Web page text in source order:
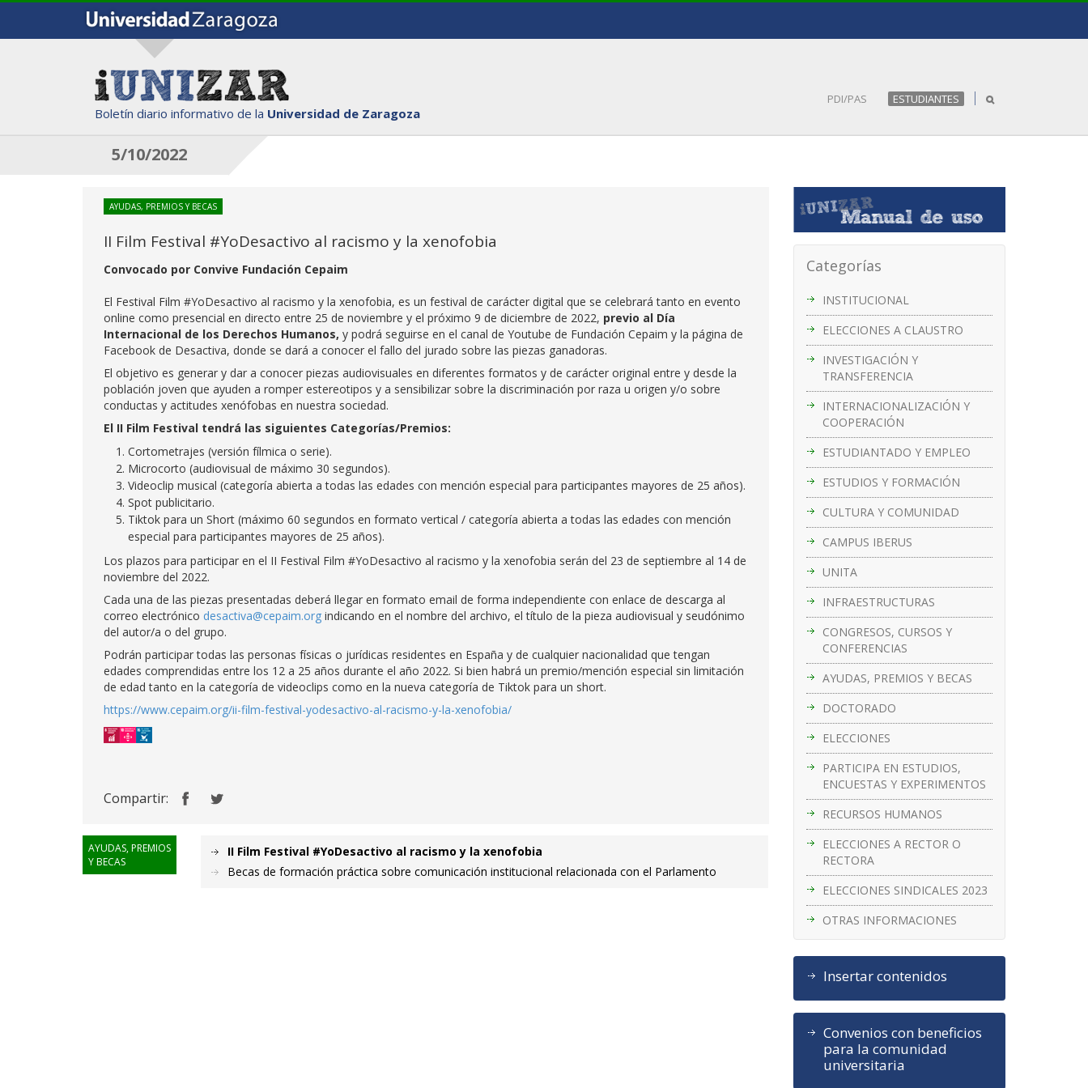
Boletín diario informativo de la Universidad de Zaragoza
PDI/PAS ESTUDIANTES
5/10/2022
Categorías
INSTITUCIONAL
ELECCIONES A CLAUSTRO
INVESTIGACIÓN Y
TRANSFERENCIA
INTERNACIONALIZACIÓN Y
COOPERACIÓN
ESTUDIANTADO Y EMPLEO
ESTUDIOS Y FORMACIÓN
CULTURA Y COMUNIDAD
CAMPUS IBERUS
UNITA
INFRAESTRUCTURAS
CONGRESOS, CURSOS Y
CONFERENCIAS
AYUDAS, PREMIOS Y BECAS
DOCTORADO
ELECCIONES
PARTICIPA EN ESTUDIOS,
ENCUESTAS Y EXPERIMENTOS
RECURSOS HUMANOS
ELECCIONES A RECTOR O
RECTORA
ELECCIONES SINDICALES 2023
OTRAS INFORMACIONES
Insertar contenidos
Convenios con beneficios
para la comunidad
universitaria
AYUDAS, PREMIOS Y BECAS
II Film Festival #YoDesactivo al racismo y la xenofobia
Convocado por Convive Fundación Cepaim
El Festival Film #YoDesactivo al racismo y la xenofobia, es un festival de carácter digital que se celebrará tanto en evento
online como presencial en directo entre 25 de noviembre y el próximo 9 de diciembre de 2022, previo al Día
Internacional de los Derechos Humanos, y podrá seguirse en el canal de Youtube de Fundación Cepaim y la página de
Facebook de Desactiva, donde se dará a conocer el fallo del jurado sobre las piezas ganadoras.
El objetivo es generar y dar a conocer piezas audiovisuales en diferentes formatos y de carácter original entre y desde la
población joven que ayuden a romper estereotipos y a sensibilizar sobre la discriminación por raza u origen y/o sobre
conductas y actitudes xenófobas en nuestra sociedad.
El II Film Festival tendrá las siguientes Categorías/Premios:
Cortometrajes (versión fílmica o serie).
Microcorto (audiovisual de máximo 30 segundos).
Videoclip musical (categoría abierta a todas las edades con mención especial para participantes mayores de 25 años).
Spot publicitario.
Tiktok para un Short (máximo 60 segundos en formato vertical / categoría abierta a todas las edades con mención
especial para participantes mayores de 25 años).
Los plazos para participar en el II Festival Film #YoDesactivo al racismo y la xenofobia serán del 23 de septiembre al 14 de
noviembre del 2022.
Cada una de las piezas presentadas deberá llegar en formato email de forma independiente con enlace de descarga al
correo electrónico desactiva@cepaim.org indicando en el nombre del archivo, el título de la pieza audiovisual y seudónimo
del autor/a o del grupo.
Podrán participar todas las personas físicas o jurídicas residentes en España y de cualquier nacionalidad que tengan
edades comprendidas entre los 12 a 25 años durante el año 2022. Si bien habrá un premio/mención especial sin limitación
de edad tanto en la categoría de videoclips como en la nueva categoría de Tiktok para un short.
https://www.cepaim.org/ii-film-festival-yodesactivo-al-racismo-y-la-xenofobia/
Compartir:
AYUDAS, PREMIOS
Y BECAS
II Film Festival #YoDesactivo al racismo y la xenofobia
Becas de formación práctica sobre comunicación institucional relacionada con el Parlamento